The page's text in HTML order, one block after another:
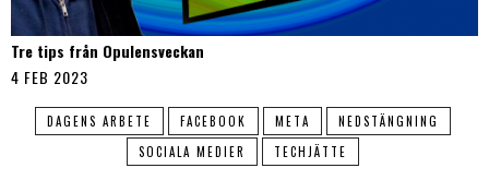
Tre tips från Opulensveckan
4 FEB 2023
DAGENS ARBETE FACEBOOK META
NEDSTÄNGNING
SOCIALA MEDIER
TECHJÄTTE